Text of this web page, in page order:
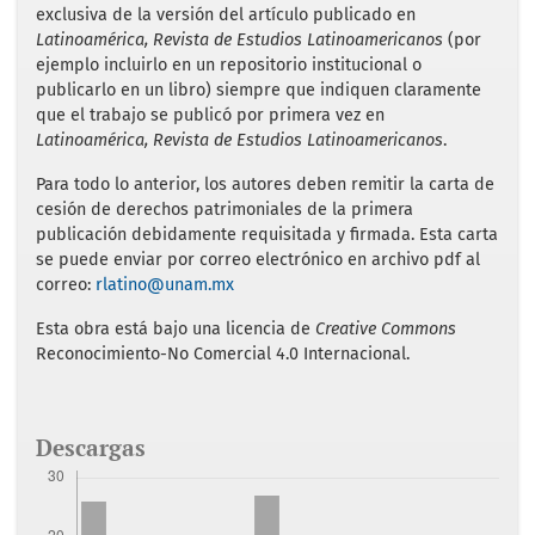
exclusiva de la versión del artículo publicado en
Latinoamérica, Revista de Estudios Latinoamericanos (por
ejemplo incluirlo en un repositorio institucional o
publicarlo en un libro) siempre que indiquen claramente
que el trabajo se publicó por primera vez en
Latinoamérica, Revista de Estudios Latinoamericanos.
Para todo lo anterior, los autores deben remitir la carta de
cesión de derechos patrimoniales de la primera
publicación debidamente requisitada y firmada. Esta carta
se puede enviar por correo electrónico en archivo pdf al
correo: rlatino@unam.mx
Esta obra está bajo una licencia de Creative Commons
Reconocimiento-No Comercial 4.0 Internacional.
Descargas